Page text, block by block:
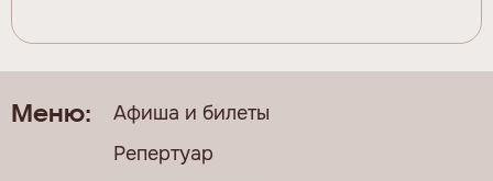
Меню:
Афиша и билеты
Репертуар